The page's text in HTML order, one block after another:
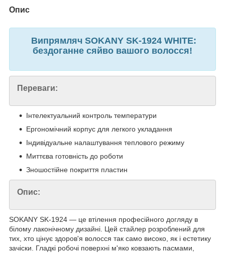
Опис
Випрямляч SOKANY SK-1924 WHITE:
бездоганне сяйво вашого волосся!
Переваги:
Інтелектуальний контроль температури
Ергономічний корпус для легкого укладання
Індивідуальне налаштування теплового режиму
Миттєва готовність до роботи
Зношостійне покриття пластин
Опис:
SOKANY SK-1924 — це втілення професійного догляду в
білому лаконічному дизайні. Цей стайлер розроблений для
тих, хто цінує здоров'я волосся так само високо, як і естетику
зачіски. Гладкі робочі поверхні м'яко ковзають пасмами,